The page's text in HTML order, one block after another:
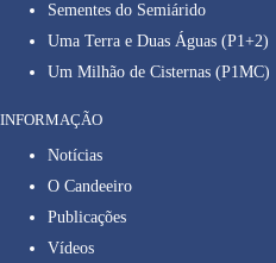
Sementes do Semiárido
Uma Terra e Duas Águas (P1+2)
Um Milhão de Cisternas (P1MC)
INFORMAÇÃO
Notícias
O Candeeiro
Publicações
Vídeos